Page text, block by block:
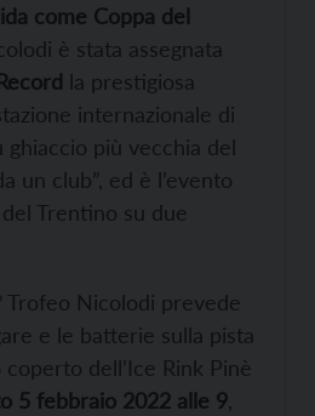
come Coppa del
è stata assegnata
la prestigiosa
internazionale di
ghiaccio più vecchia del
un club”, ed è l’evento
Trentino su due
Trofeo Nicolodi prevede
e le batterie sulla pista
dell’Ice Rink Pinè
5 febbraio 2022 alle 9